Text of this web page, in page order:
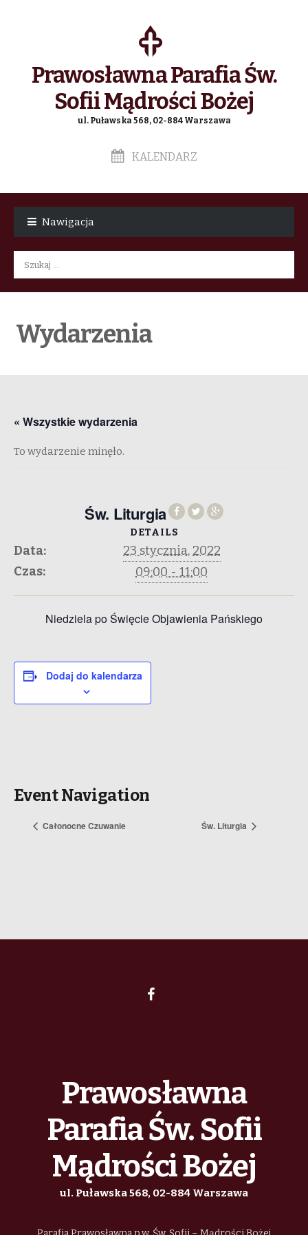
Prawosławna Parafia Św.
Sofii Mądrości Bożej
ul. Puławska 568, 02-884 Warszawa
KALENDARZ
Nawigacja
Szukaj:
Wydarzenia
« Wszystkie wydarzenia
To wydarzenie minęło.
Św. Liturgia
DETAILS
Data:
23 stycznia, 2022
Czas:
09:00 - 11:00
Niedziela po Święcie Objawienia Pańskiego
Dodaj do kalendarza
Event Navigation
Całonocne Czuwanie Św. Liturgia
Prawosławna
Parafia Św. Sofii
Mądrości Bożej
ul. Puławska 568, 02-884 Warszawa